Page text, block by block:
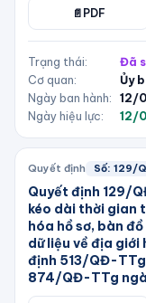
📄 PDF
Trạng thái:
Đã
Cơ quan:
Ủy
Ngày ban hành:
12/
Ngày hiệu lực:
12/
Quyết định Số: 129/
Quyết định 129/
kéo dài thời gian
hóa hồ sơ, bàn
dữ liệu về địa
định 513/QĐ-
874/QĐ-TTg